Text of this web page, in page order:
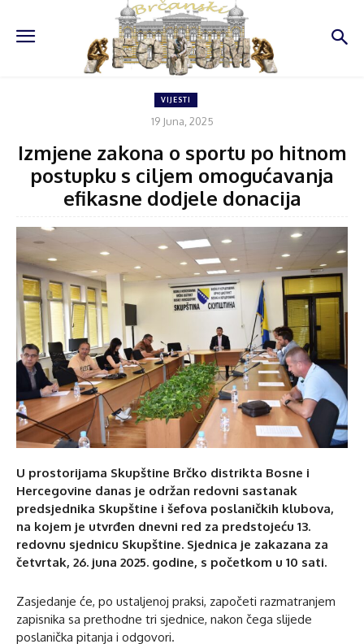
VIJESTI
19 Juna, 2025
Izmjene zakona o sportu po hitnom
postupku s ciljem omogućavanja
efikasne dodjele donacija
U prostorijama Skupštine Brčko distrikta Bosne i
Hercegovine danas je održan redovni sastanak
predsjednika Skupštine i šefova poslaničkih klubova,
na kojem je utvrđen dnevni red za predstojeću 13.
redovnu sjednicu Skupštine. Sjednica je zakazana za
četvrtak, 26. juna 2025. godine, s početkom u 10 sati.
Zasjedanje će, po ustaljenoj praksi, započeti razmatranjem
zapisnika sa prethodne tri sjednice, nakon čega slijede
poslanička pitanja i odgovori.